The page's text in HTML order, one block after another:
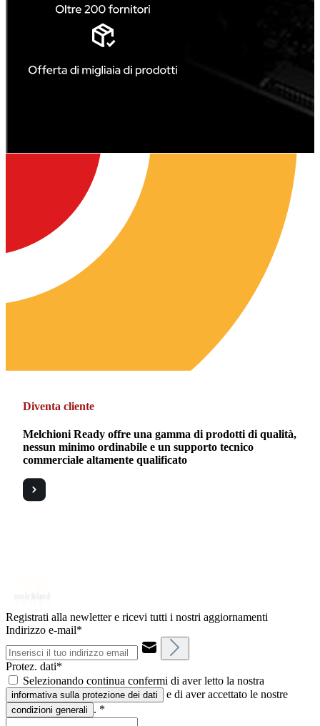
Diventa cliente
Melchioni Ready offre una gamma di prodotti di qualità,
nessun minimo ordinabile e un supporto tecnico
commerciale altamente qualificato
Registrati alla newletter e ricevi tutti i nostri aggiornamenti
Indirizzo e-mail*
Protez. dati*
Selezionando continua confermi di aver letto la nostra
informativa sulla protezione dei dati e di aver accettato le nostre
condizioni generali . *